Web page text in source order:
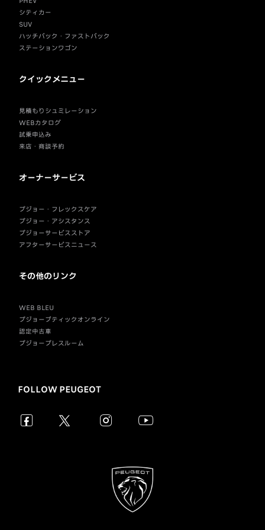
シティカー
SUV
ハッチバック・ファストバック
ステーションワゴン
クイックメニュー
見積もりシュミレーション
WEBカタログ
試乗申込み
来店・商談予約
オーナーサービス
プジョー・フレックスケア
プジョー・アシスタンス
プジョーサービスストア
アフターサービスニュース
その他のリンク
WEB BLEU
プジョーブティックオンライン
認定中古車
プジョープレスルーム
FOLLOW PEUGEOT